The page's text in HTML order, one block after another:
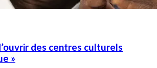
des centres culturels
»